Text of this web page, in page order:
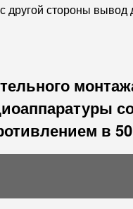
другой стороны вывод
в